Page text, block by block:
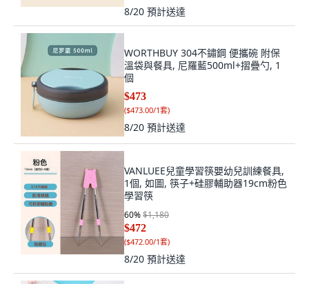
8/20 預計送達
WORTHBUY 304不鏽鋼 便攜碗 附保
溫袋與餐具, 尼羅藍500ml+摺疊勺, 1
個
$473
($473.00/1套)
8/20 預計送達
VANLUEE兒童學習筷嬰幼兒訓練餐具,
1個, 如圖, 筷子+硅膠輔助器19cm粉色
學習筷
60%$1,180
$472
($472.00/1套)
8/20 預計送達